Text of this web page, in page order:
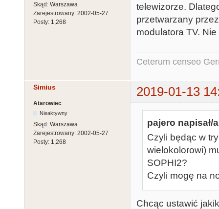
Skąd: Warszawa
Zarejestrowany: 2002-05-27
Posty: 1,268
telewizorze.
przetwarzany
modulatora TV.
Ceterum censeo
Simius 2019-01-13
Atarowiec
Nieaktywny
Skąd: Warszawa
Zarejestrowany: 2002-05-27
Posty: 1,268
pajero napisał/
Czyli będąc w
wielokolorowi)
SOPHI2?
Czyli mogę na
Chcąc ustawić